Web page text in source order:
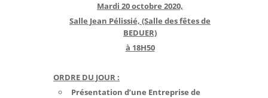
Mardi 20 octobre 2020,
Salle Jean Pélissié, (Salle des fêtes de
BEDUER)
à 18H50
ORDRE DU JOUR :
Présentation d’une Entreprise de